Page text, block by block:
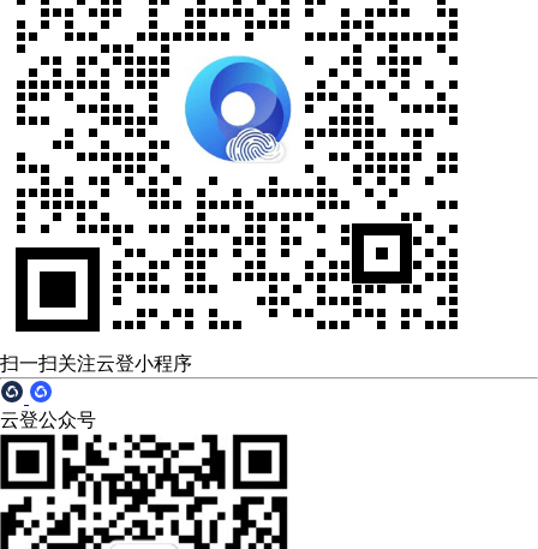
扫一扫关注云登小程序
云登公众号